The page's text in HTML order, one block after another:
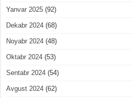
Yanvar 2025 (92)
Dekabr 2024 (68)
Noyabr 2024 (48)
Oktabr 2024 (53)
Sentabr 2024 (54)
Avgust 2024 (62)